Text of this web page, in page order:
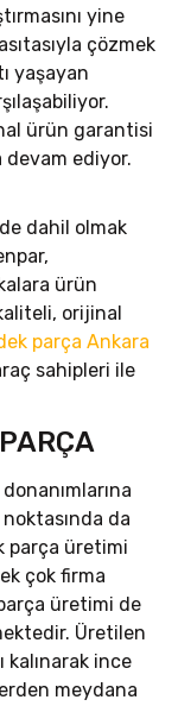
yine
çözmek
yaşayan
ürün garantisi
ediyor.
dahil olmak
ürün
orijinal
parça Ankara
sahipleri ile
da
parça üretimi
çok firma
üretimi de
Üretilen
kalınarak ince
meydana